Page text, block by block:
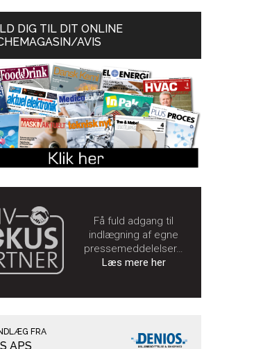
DIG TIL DIT ONLINE
AVIS
Få fuld adgang til
indlægning af egne
pressemeddelelser…
Læs mere her
FRA
APS